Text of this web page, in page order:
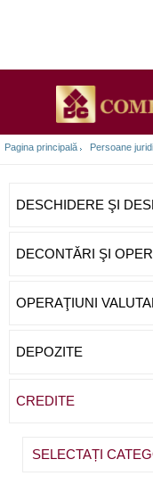
Pagina principală Persoane
DESCHIDERE ŞI
DECONTĂRI ŞI
OPERAŢIUNI
DEPOZITE
CREDITE
SELECTAȚI